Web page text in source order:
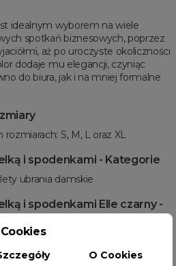
idealnym wyborem na wiele
spotkań biznesowych, poprzez
aż po uroczyste okoliczności
dodaje mu elegancji, czyniąc
do biura, jak i na mniej formalne
S, M, L oraz XL
i spodenkami - Kategorie
ubrania damskie
i spodenkami Elle czarny -
beżowy kolor
Cookies
O Cookies